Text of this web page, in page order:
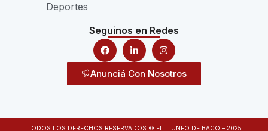
Deportes
Seguinos en Redes
Anunciá Con Nosotros
TODOS LOS DERECHOS RESERVADOS © EL TIUNFO DE BACO – 2025